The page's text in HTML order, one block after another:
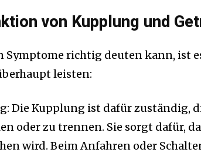
von Kupplung und
Symptome richtig deuten kann, ist
leisten:
Die Kupplung ist dafür zuständig,
oder zu trennen. Sie sorgt dafür,
wird. Beim Anfahren oder